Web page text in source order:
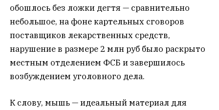
обошлось без ложки дегтя — сравнительно
небольшое, на фоне картельных сговоров
поставщиков лекарственных средств,
нарушение в размере 2 млн руб было раскрыто
местным отделением ФСБ и завершилось
возбуждением уголовного дела.
К слову, мышь — идеальный материал для